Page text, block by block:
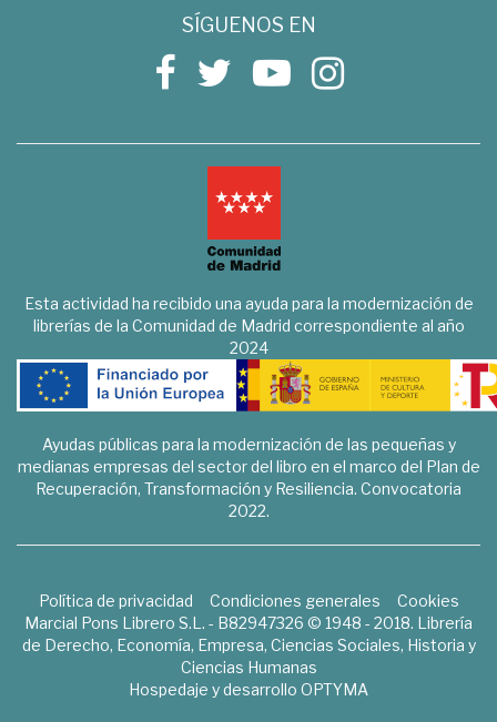
SÍGUENOS EN
Esta actividad ha recibido una ayuda para la modernización de
librerías de la Comunidad de Madrid correspondiente al año
2024
Ayudas públicas para la modernización de las pequeñas y
medianas empresas del sector del libro en el marco del Plan de
Recuperación, Transformación y Resiliencia. Convocatoria
2022.
Política de privacidad Condiciones generales
Cookies
Marcial Pons Librero S.L. - B82947326 © 1948 - 2018. Librería
de Derecho, Economía, Empresa, Ciencias Sociales, Historia y
Ciencias Humanas
Hospedaje y desarrollo OPTYMA